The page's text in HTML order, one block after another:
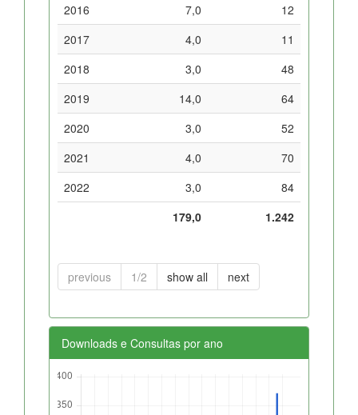
2016
7,0
12
2017
4,0
11
2018
3,0
48
2019
14,0
64
2020
3,0
52
2021
4,0
70
2022
3,0
84
179,0
1.242
previous 1/2 show all next
Downloads e Consultas por ano